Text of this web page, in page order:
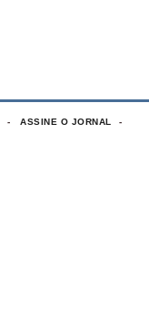
ASSINE O JORNAL